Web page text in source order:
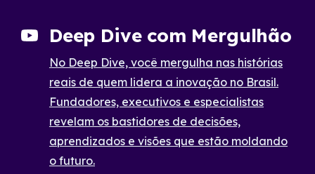
Deep Dive com Mergulhão
No Deep Dive, você mergulha nas histórias
reais de quem lidera a inovação no Brasil.
Fundadores, executivos e especialistas
revelam os bastidores de decisões,
aprendizados e visões que estão moldando
o futuro.